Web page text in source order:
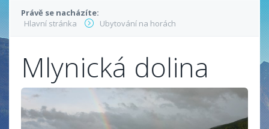
Právě se nacházíte:
Hlavní stránka
Ubytování na horách
Mlynická dolina